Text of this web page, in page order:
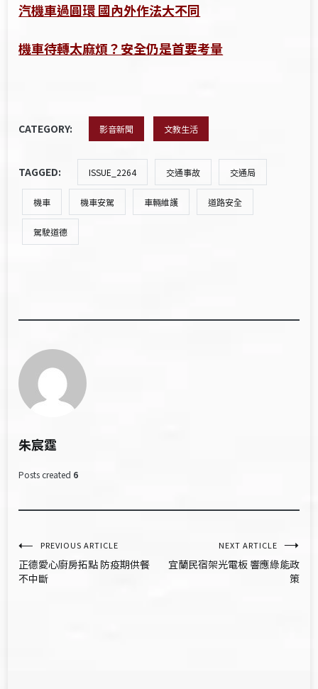
汽機車過圓環 國內外作法大不同
機車待轉太麻煩？安全仍是首要考量
CATEGORY: 影音新聞 文教生活
TAGGED: ISSUE_2264 交通事故 交通局
機車 機車安駕 車輛維護 道路安全
駕駛道德
朱宸霆
Posts created 6
文
章
PREVIOUS ARTICLE
正德愛心廚房拓點 防疫期供餐
不中斷
NEXT ARTICLE
宜蘭民宿架光電板 響應綠能政
策